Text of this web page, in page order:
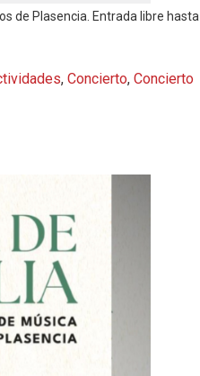
de Plasencia. Entrada libre hasta
, Concierto, Concierto